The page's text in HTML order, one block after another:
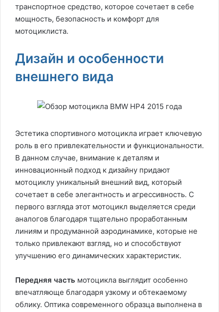
транспортное средство, которое сочетает в себе
мощность, безопасность и комфорт для
мотоциклиста.
Дизайн и особенности
внешнего вида
Эстетика спортивного мотоцикла играет ключевую
роль в его привлекательности и функциональности.
В данном случае, внимание к деталям и
инновационный подход к дизайну придают
мотоциклу уникальный внешний вид, который
сочетает в себе элегантность и агрессивность. С
первого взгляда этот мотоцикл выделяется среди
аналогов благодаря тщательно проработанным
линиям и продуманной аэродинамике, которые не
только привлекают взгляд, но и способствуют
улучшению его динамических характеристик.
Передняя часть мотоцикла выглядит особенно
впечатляюще благодаря узкому и обтекаемому
облику. Оптика современного образца выполнена в